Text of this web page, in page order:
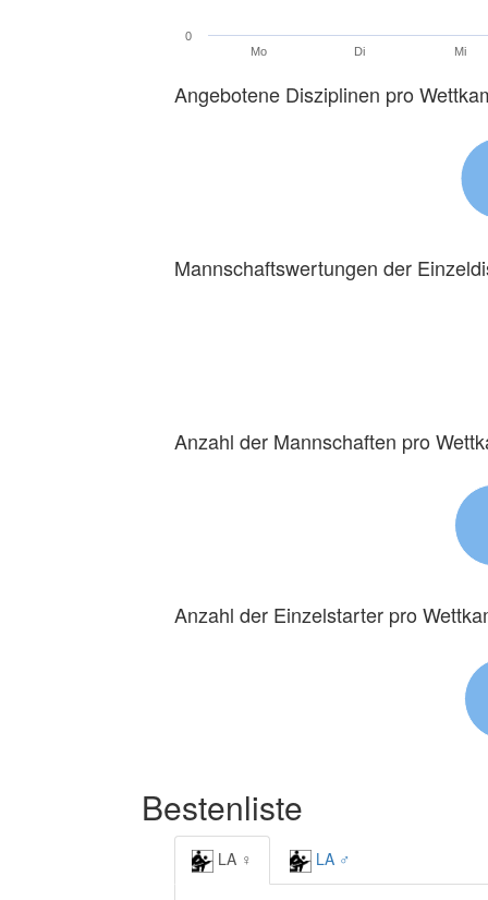
Mo Di Mi
0
Angebotene Disziplinen pro
Mannschaftswertungen der
Anzahl der Mannschaften pro
Anzahl der Einzelstarter pro
Bestenliste
LA ♀ LA ♂